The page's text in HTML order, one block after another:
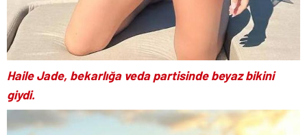
Haile Jade, bekarlığa veda partisinde beyaz bikini
giydi.